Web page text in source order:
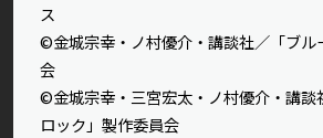
ス
©金城宗幸・ノ村優介・講談社／「ブル
会
©金城宗幸・三宮宏太・ノ村優介・講談
ロック」製作委員会